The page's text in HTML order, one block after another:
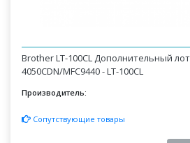
Brother LT-100CL Дополнительный
4050CDN/MFC9440 - LT-100CL
Производитель:
Сопутствующие товары